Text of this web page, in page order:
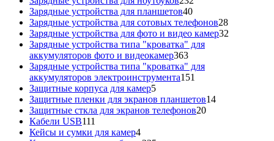
Зарядные устройства для планшетов4040
товаров
Зарядные устройства для сотовых телефонов2828
товаров
Зарядные устройства для фото и видео камер32
Зарядные устройства типа "кроватка" для
аккумуляторов фото и видеокамер363363
товара
Зарядные устройства типа "кроватка" для
аккумуляторов электроинструмента151
Защитные корпуса для камер55
товаров
Защитные пленки для экранов планшетов1414
Защитные сткла для экранов телефонов2020
Кабели USB111
товаров
Кейсы и сумки для камер44